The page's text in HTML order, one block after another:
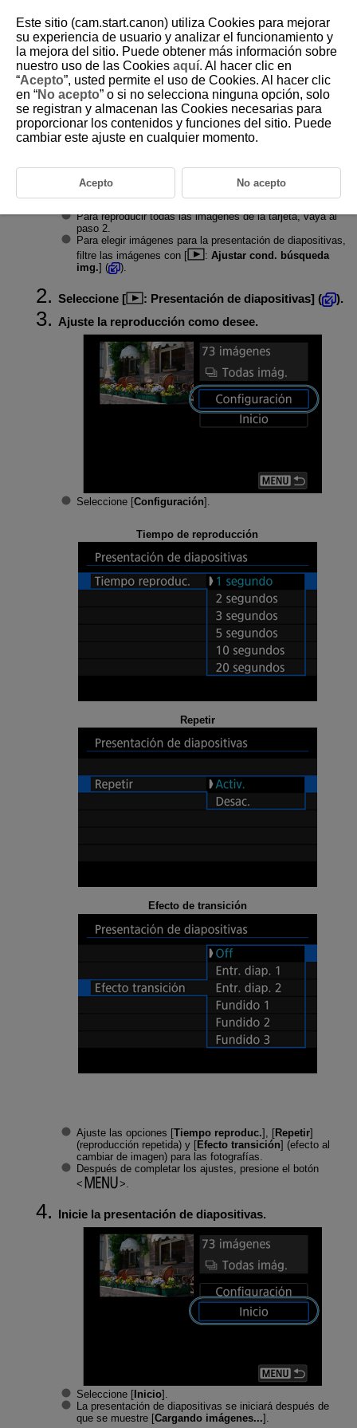
D292-130
Presentación de diapositivas
Puede reproducir las imágenes de la tarjeta como diapositivas en una
Especifique las imágenes que va a reproducir.
Para reproducir todas las imágenes de la tarjeta, vaya al
paso 2.
Para elegir imágenes para la presentación de diapositivas,
filtre las imágenes con [
: Ajustar cond. búsqueda
img.] ( ).
Seleccione [ : Presentación de diapositivas] (
).
Ajuste la reproducción como desee.
Seleccione [Configuración].
Tiempo de reproducción
Repetir
Efecto de transición
Ajuste las opciones [Tiempo reproduc.], [Repetir]
(reproducción repetida) y [Efecto transición] (efecto al
cambiar de imagen) para las fotografías.
Después de completar los ajustes, presione el botón
Inicie la presentación de diapositivas.
Seleccione [Inicio].
La presentación de diapositivas se iniciará después de
que se muestre [Cargando imágenes...].
Este sitio (cam.start.canon) utiliza Cookies para mejorar
su experiencia de usuario y analizar el funcionamiento y
la mejora del sitio. Puede obtener más información sobre
nuestro uso de las Cookies aquí. Al hacer clic en
“Acepto”, usted permite el uso de Cookies. Al hacer clic
en “No acepto” o si no selecciona ninguna opción, solo
se registran y almacenan las Cookies necesarias para
proporcionar los contenidos y funciones del sitio. Puede
cambiar este ajuste en cualquier momento.
Acepto No acepto